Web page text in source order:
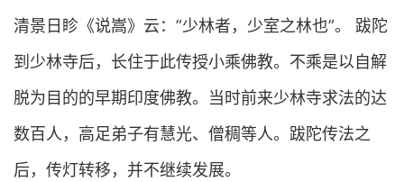
清景日眕《说嵩》云：”少林者，少室之林也”。 跋陀
到少林寺后，长住于此传授小乘佛教。不乘是以自解
脱为目的的早期印度佛教。当时前来少林寺求法的达
数百人，高足弟子有慧光、僧稠等人。跋陀传法之
后，传灯转移，并不继续发展。